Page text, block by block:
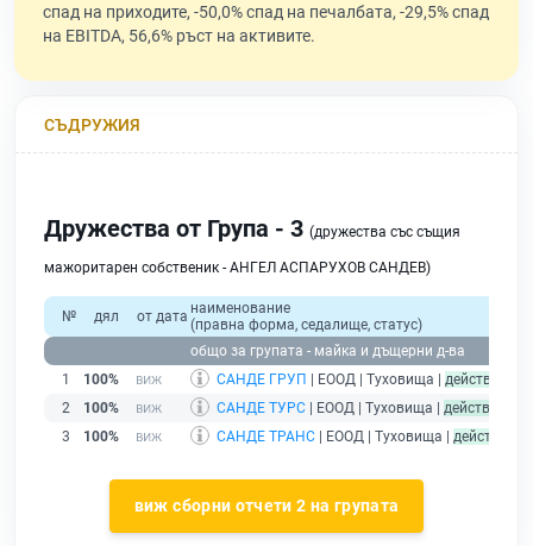
спад на приходите, -50,0% спад на печалбата, -29,5% спад
на EBITDA, 56,6% ръст на активите.
СЪДРУЖИЯ
Дружества от Група - 3 (дружества със същия
мажоритарен собственик - АНГЕЛ АСПАРУХОВ САНДЕВ)
№ дял от дата наименование
(правна форма, седалище, статус)
общо за групата - майка и дъщерни д-ва
1
100% САНДЕ ГРУП | ЕООД | Туховища | действащ
2
100% САНДЕ ТУРС | ЕООД | Туховища | действащ
3
100% САНДЕ ТРАНС | ЕООД | Туховища | действащ
виж сборни отчети 2 на групата